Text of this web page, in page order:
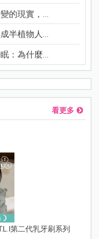
的現實，...
半植物人...
：為什麼...
看更多
第二代乳牙刷系列